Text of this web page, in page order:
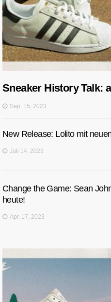
Sneaker History Talk:
Sep. 15, 2023
New Release: Lolito mit
Juli 14, 2023
Change the Game: Sean
heute!
Apr. 17, 2023